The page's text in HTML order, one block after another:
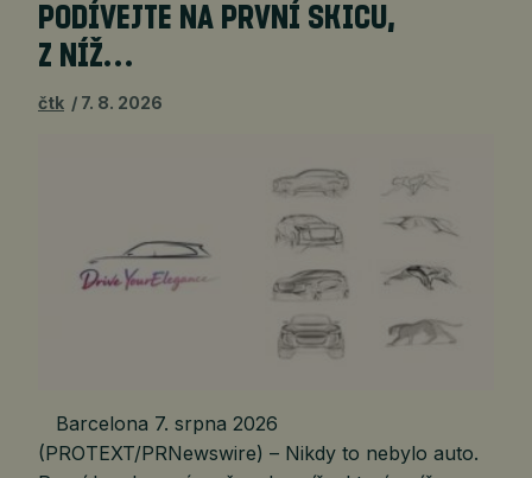
PODÍVEJTE NA PRVNÍ SKICU,
Z NÍŽ…
čtk 7. 8. 2026
Barcelona 7. srpna 2026
(PROTEXT/PRNewswire) – Nikdy to nebylo auto.